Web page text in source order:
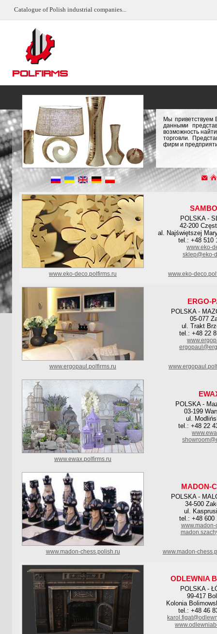
Catalogue of Polish industrial companies...
Мы приветствуем
данными
возможность
торговли.
фирм и
POLSKA -
42-200
al. Najświętszej
tel.: +48 510
www.eko-
sklep@eko-
www.eko-deco.polfirms.ru www.eko-
ERGO-
POLSKA -
05-077
ul. Trakt
tel.: +48 22
www.ergopaul.polfirms.ru
POLSKA -
03-199
ul.
tel.: +48 22
www.ewax.polfirms.ru
MADON-
POLSKA -
34-500
ul.
tel.: +48 600
www.madon-
www.madon-chess.polish.ru www.madon-
ODLEWNIA
POLSKA -
99-417
Kolonia
tel.: +48 46